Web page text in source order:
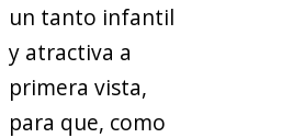
un tanto infantil
y atractiva a
primera vista,
para que, como